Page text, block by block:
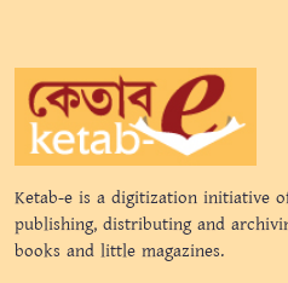
Ketab-e is a digitization initiative
publishing, distributing and
books and little magazines.